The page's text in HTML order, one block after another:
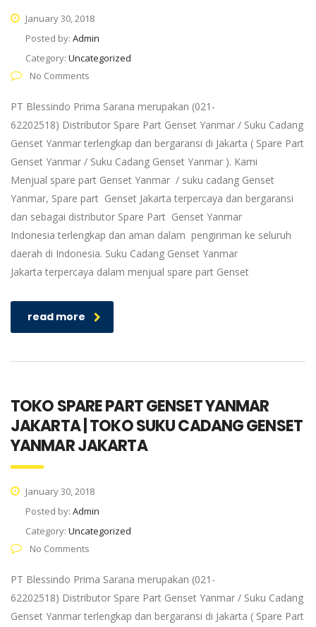
January 30, 2018
Posted by: Admin
Category: Uncategorized
No Comments
PT Blessindo Prima Sarana merupakan (021-
62202518) Distributor Spare Part Genset Yanmar / Suku Cadang
Genset Yanmar terlengkap dan bergaransi di Jakarta ( Spare Part
Genset Yanmar / Suku Cadang Genset Yanmar ). Kami
Menjual spare part Genset Yanmar / suku cadang Genset
Yanmar, Spare part Genset Jakarta terpercaya dan bergaransi
dan sebagai distributor Spare Part Genset Yanmar
Indonesia terlengkap dan aman dalam pengiriman ke seluruh
daerah di Indonesia. Suku Cadang Genset Yanmar
Jakarta terpercaya dalam menjual spare part Genset
read more
TOKO SPARE PART GENSET YANMAR
JAKARTA | TOKO SUKU CADANG GENSET
YANMAR JAKARTA
January 30, 2018
Posted by: Admin
Category: Uncategorized
No Comments
PT Blessindo Prima Sarana merupakan (021-
62202518) Distributor Spare Part Genset Yanmar / Suku Cadang
Genset Yanmar terlengkap dan bergaransi di Jakarta ( Spare Part